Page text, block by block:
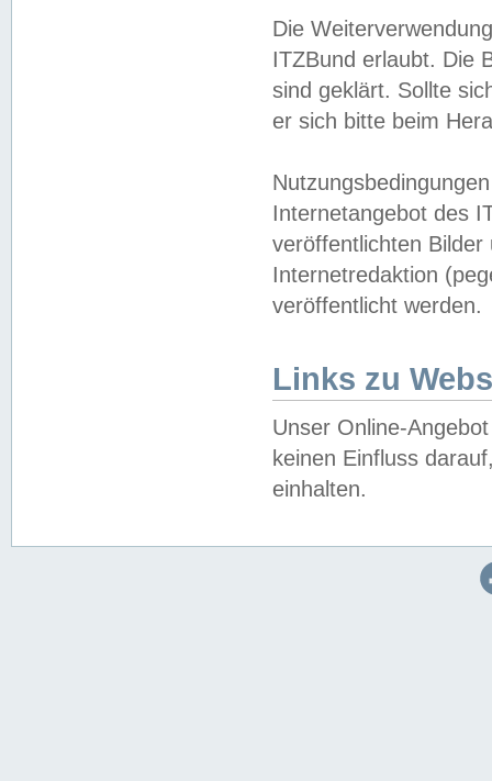
Die
ITZBund erlaubt. Die
sind geklärt. Sollte
er sich bitte beim
Internetangebot des
veröffentlichten
Internetredaktion
veröffentlicht werden.
Links zu
Unser Online-
keinen Einfluss
einhalten.